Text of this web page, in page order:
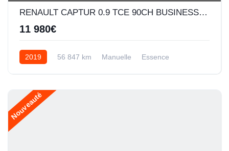
RENAULT CAPTUR 0.9 TCE 90CH BUSINESS - 19
11 980€
2019 56 847 km Manuelle Essence
Nouveauté